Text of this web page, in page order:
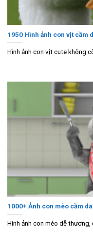
1950 Hình ảnh con vịt cầm
Hình ảnh con vịt cute không
1000+ Ảnh con mèo cầm
Hình ảnh con mèo dễ thương,